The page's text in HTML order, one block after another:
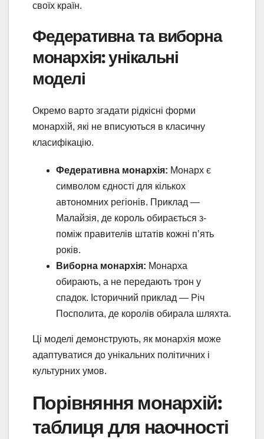
своїх країн.
Федеративна та виборна
монархія: унікальні
моделі
Окремо варто згадати рідкісні форми
монархій, які не вписуються в класичну
класифікацію.
Федеративна монархія: Монарх є
символом єдності для кількох
автономних регіонів. Приклад —
Малайзія, де король обирається з-
поміж правителів штатів кожні п’ять
років.
Виборна монархія: Монарха
обирають, а не передають трон у
спадок. Історичний приклад — Річ
Посполита, де королів обирала шляхта.
Ці моделі демонструють, як монархія може
адаптуватися до унікальних політичних і
культурних умов.
Порівняння монархій:
таблиця для наочності